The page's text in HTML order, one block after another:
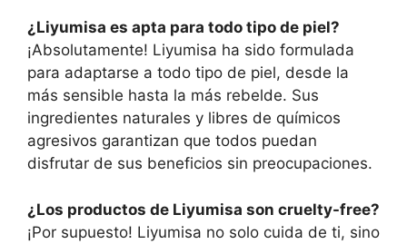
¿Liyumisa es apta para todo tipo de piel?
¡Absolutamente! Liyumisa ha sido formulada
para adaptarse a todo tipo de piel, desde la
más sensible hasta la más rebelde. Sus
ingredientes naturales y libres de químicos
agresivos garantizan que todos puedan
disfrutar de sus beneficios sin preocupaciones.
¿Los productos de Liyumisa son cruelty-free?
¡Por supuesto! Liyumisa no solo cuida de ti, sino